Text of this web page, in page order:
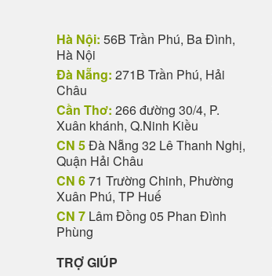
Hà Nội: 56B Trần Phú, Ba Đình,
Hà Nội
Đà Nẵng: 271B Trần Phú, Hải
Châu
Cần Thơ: 266 đường 30/4, P.
Xuân khánh, Q.Ninh Kiều
CN 5Đà Nẵng 32 Lê Thanh Nghị,
Quận Hải Châu
CN 671 Trường Chinh, Phường
Xuân Phú, TP Huế
CN 7 Lâm Đồng 05 Phan Đình
Phùng
TRỢ GIÚP